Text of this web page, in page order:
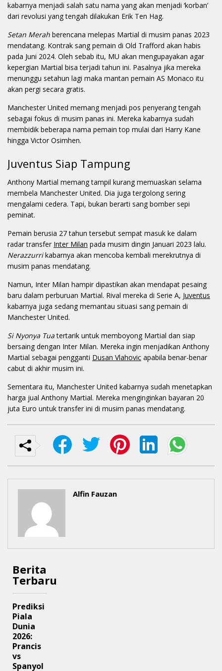
kabarnya menjadi salah satu nama yang akan menjadi ‘korban’
dari revolusi yang tengah dilakukan Erik Ten Hag.
Setan Merah berencana melepas Martial di musim panas 2023
mendatang. Kontrak sang pemain di Old Trafford akan habis
pada Juni 2024. Oleh sebab itu, MU akan mengupayakan agar
kepergian Martial bisa terjadi tahun ini. Pasalnya jika mereka
menunggu setahun lagi maka mantan pemain AS Monaco itu
akan pergi secara gratis.
Manchester United memang menjadi pos penyerang tengah
sebagai fokus di musim panas ini. Mereka kabarnya sudah
membidik beberapa nama pemain top mulai dari Harry Kane
hingga Victor Osimhen.
Juventus Siap Tampung
Anthony Martial memang tampil kurang memuaskan selama
membela Manchester United. Dia juga tergolong sering
mengalami cedera. Tapi, bukan berarti sang bomber sepi
peminat.
Pemain berusia 27 tahun tersebut sempat masuk ke dalam
radar transfer Inter Milan pada musim dingin Januari 2023 lalu.
Nerazzurrikabarnya akan mencoba kembali merekrutnya di
musim panas mendatang.
Namun, Inter Milan hampir dipastikan akan mendapat pesaing
baru dalam perburuan Martial. Rival mereka di Serie A, Juventus
kabarnya juga sedang memantau situasi sang pemain di
Manchester United.
Si Nyonya Tuatertarik untuk memboyong Martial dan siap
bersaing dengan Inter Milan. Mereka ingin menjadikan Anthony
Martial sebagai pengganti Dusan Vlahovic apabila benar-benar
cabut di akhir musim ini.
Sementara itu, Manchester United kabarnya sudah menetapkan
harga jual Anthony Martial. Mereka menginginkan bayaran 20
juta Euro untuk transfer ini di musim panas mendatang.
Alfin Fauzan
Berita
Terbaru
Prediksi
Piala
Dunia
2026:
Prancis
vs
Spanyol